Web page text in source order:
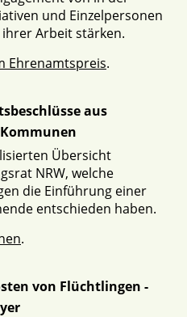
und Einzelpersonen
Arbeit stärken.
Ehrenamtspreis.
aus
Übersicht
NRW, welche
die Einführung einer
entschieden haben.
.
von Flüchtlingen -